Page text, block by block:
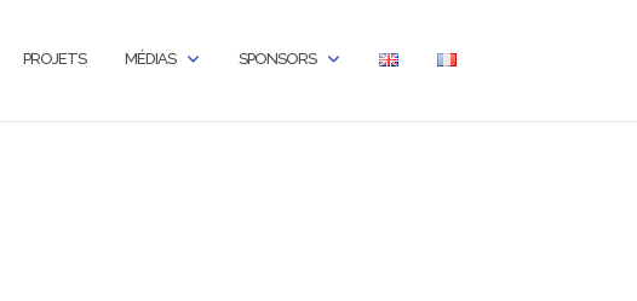
PROJETS MÉDIAS SPONSORS